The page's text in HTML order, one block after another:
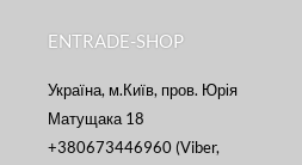
ENTRADE-SHOP
Україна, м.Київ, пров. Юрія
Матущака 18
+380673446960 (Viber,